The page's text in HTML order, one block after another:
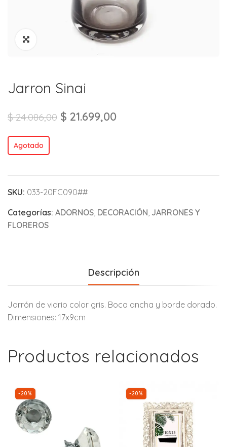
Jarron Sinai
$24.086,00 $ 21.699,00
Agotado
SKU: 033-20FC090##
Categorías: ADORNOS DECORACIÓN JARRONES Y
FLOREROS
Descripción
Jarrón de vidrio color gris. Boca ancha y borde dorado.
Dimensiones: 17x9cm
Productos relacionados
-20% -20%